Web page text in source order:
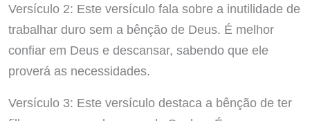
Versículo 2: Este versículo fala sobre a inutilidade de
trabalhar duro sem a bênção de Deus. É melhor
confiar em Deus e descansar, sabendo que ele
proverá as necessidades.
Versículo 3: Este versículo destaca a bênção de ter